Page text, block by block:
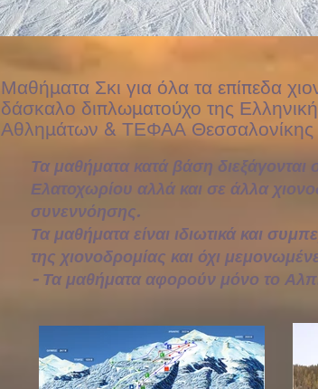
Μαθήματα Σκι για όλα τα επίπεδα
δάσκαλο διπλωματούχο της
Αθλημάτων & ΤΕΦΑΑ Θεσσαλονίκης
Τα μαθήματα κατά βάση διεξάγονται
Ελατοχωρίου αλλά και σε άλλα
συνεννόησης.
Τα μαθήματα είναι ιδιωτικά και
της χιονοδρομίας και όχι
- Τα μαθήματα αφορούν μόνο το